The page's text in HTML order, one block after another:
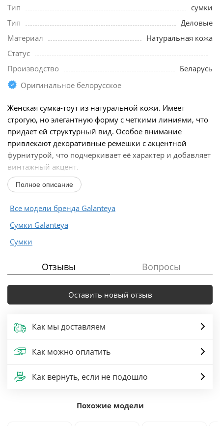
Тип
сумки
Тип
Деловые
Материал
Натуральная кожа
Статус
Производство
Беларусь
Оригинальное белорусское
Женская сумка-тоут из натуральной кожи. Имеет
строгую, но элегантную форму с четкими линиями, что
придает ей структурный вид. Особое внимание
привлекают декоративные ремешки с акцентной
фурнитурой, что подчеркивает её характер и добавляет
винтажный акцент.
Материал: натуральная кожа
Полное описание
Все модели бренда Galanteya
Сумки Galanteya
Сумки
Отзывы Вопросы
Оставить новый отзыв
Как мы доставляем
Как можно оплатить
Как вернуть, если не подошло
Похожие модели